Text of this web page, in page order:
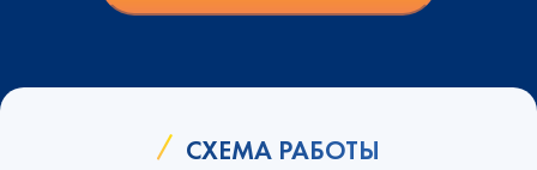
СХЕМА РАБОТЫ